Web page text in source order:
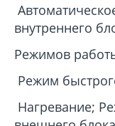
внутреннего
Режимов
Режим
Нагревание;